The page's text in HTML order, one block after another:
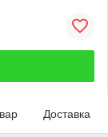
Доставка